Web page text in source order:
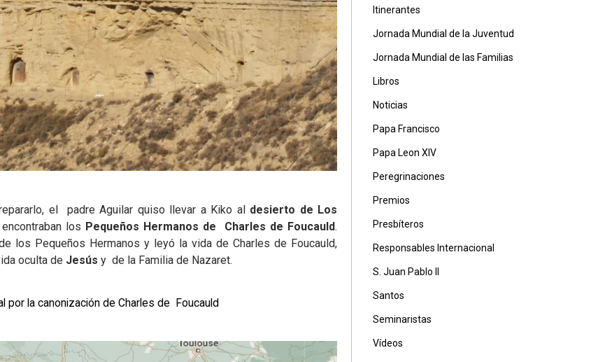
el padre Aguilar quiso llevar a Kiko al desierto de Los
los Pequeños Hermanos de Charles de Foucauld.
los Pequeños Hermanos y leyó la vida de Charles de Foucauld,
oculta de Jesús y de la Familia de Nazaret.
por la canonización de Charles de Foucauld
Itinerantes
Jornada Mundial de la Juventud
Jornada Mundial de las Familias
Libros
Noticias
Papa Francisco
Papa Leon XIV
Peregrinaciones
Premios
Presbíteros
Responsables Internacional
S. Juan Pablo II
Santos
Seminaristas
Vídeos